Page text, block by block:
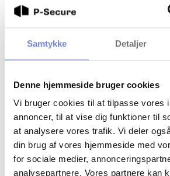
Samtykke Detaljer
Denne hjemmeside bruger cookies
Vi bruger cookies til at tilpasse vores
annoncer, til at vise dig funktioner til
at analysere vores trafik. Vi deler
din brug af vores hjemmeside med
for sociale medier,
analysepartnere. Vores partnere kan